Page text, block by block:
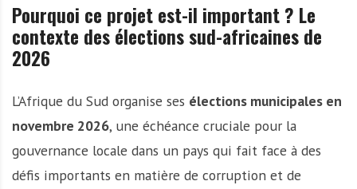
Pourquoi ce projet est-il important ? Le
contexte des élections sud-africaines de
2026
L’Afrique du Sud organise ses élections municipales en
novembre 2026, une échéance cruciale pour la
gouvernance locale dans un pays qui fait face à des
défis importants en matière de corruption et de